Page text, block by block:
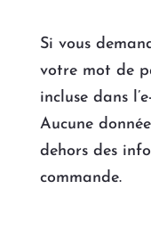
Si vous
votre mot de
incluse dans
Aucune
dehors des
commande.